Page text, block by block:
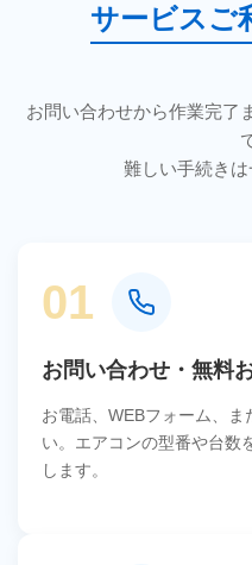
サービスご
お問い合わせから作業完了
難しい手続きは
01
お問い合わせ・無料
お電話、WEBフォーム、
い。エアコンの型番や台数
します。